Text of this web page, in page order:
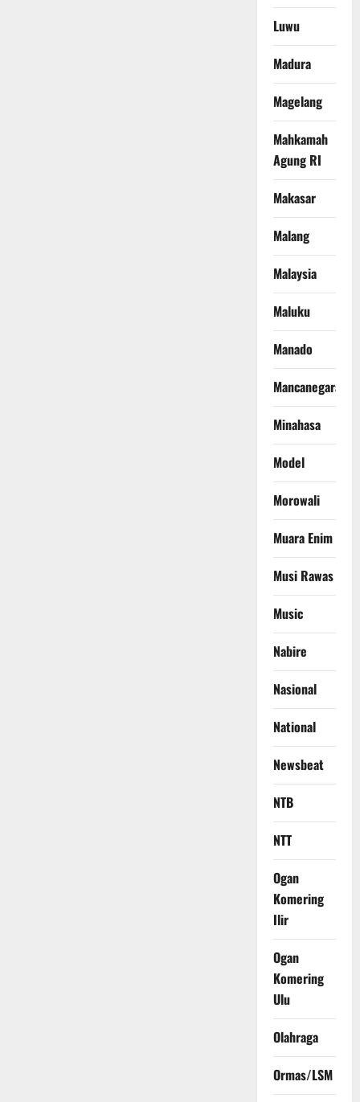
Luwu
Madura
Magelang
Mahkamah
Agung RI
Makasar
Malang
Malaysia
Maluku
Manado
Mancanegara
Minahasa
Model
Morowali
Muara Enim
Musi Rawas
Music
Nabire
Nasional
National
Newsbeat
NTB
NTT
Ogan
Komering
Ilir
Ogan
Komering
Ulu
Olahraga
Ormas/LSM